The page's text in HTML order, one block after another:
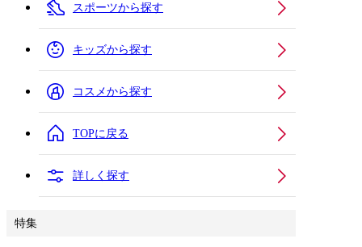
スポーツから探す
キッズから探す
コスメから探す
TOPに戻る
詳しく探す
特集